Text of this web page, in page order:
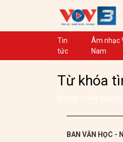
Tin
tức
Âm nhạc
Nam
Ca khúc
Nhạc mới
Dân ca
GHTP
Ca nhạc
Từ khóa
Không có kết quả
BAN VĂN HỌC -